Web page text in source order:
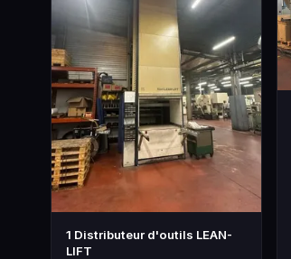
1 Distributeur d'outils LEAN-
LIFT